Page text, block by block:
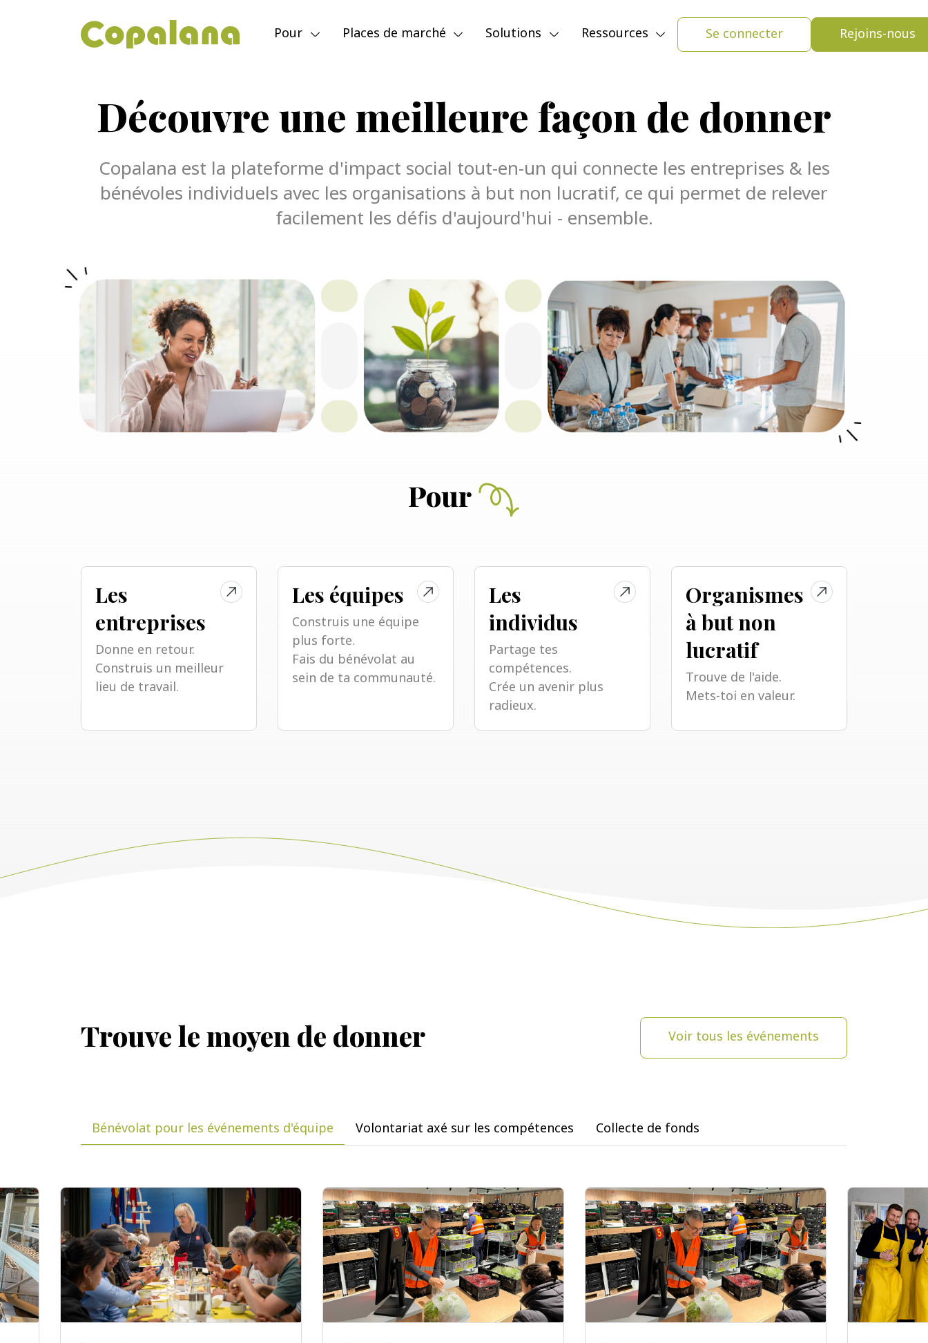
Pour Places de marché Solutions Ressources Se connecter Rejoins-nous
Découvre une meilleure façon de donner
Copalana est la plateforme d'impact social tout-en-un qui connecte les entreprises & les
bénévoles individuels avec les organisations à but non lucratif, ce qui permet de relever
facilement les défis d'aujourd'hui - ensemble.
Pour
Les
entreprises
Donne en retour.
Construis un meilleur
lieu de travail.
Les équipes
Construis une équipe
plus forte.
Fais du bénévolat au
sein de ta communauté.
Les
individus
Partage tes
compétences.
Crée un avenir plus
radieux.
Organismes
à but non
lucratif
Trouve de l'aide.
Mets-toi en valeur.
Trouve le moyen de donner Voir tous les événements
Bénévolat pour les événements d'équipe Volontariat axé sur les compétences Collecte de fonds